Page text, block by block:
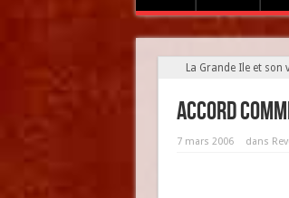
La Grande Ile et
Accord
7 mars 2006 dans